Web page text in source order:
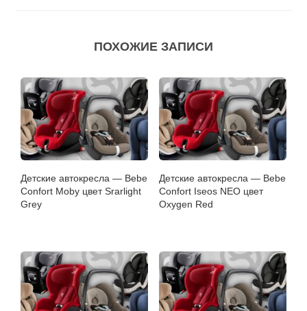
ПОХОЖИЕ ЗАПИСИ
Детские автокресла — Bebe
Confort Moby цвет Srarlight
Grey
Детские автокресла — Bebe
Confort Iseos NEO цвет
Oxygen Red